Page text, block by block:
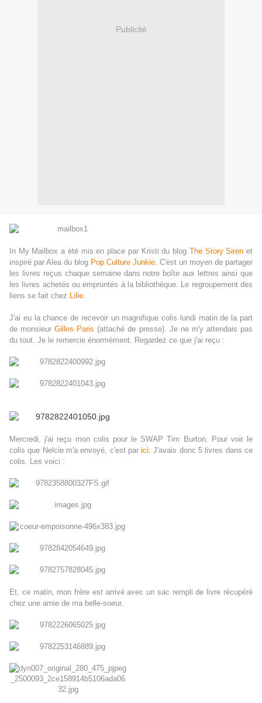
Publicité
In My Mailbox a été mis en place par Kristi du blog The Story Siren et
inspiré par Alea du blog Pop Culture Junkie. C'est un moyen de partager
les livres reçus chaque semaine dans notre boîte aux lettres ainsi que
les livres achetés ou empruntés à la bibliothèque. Le regroupement des
liens se fait chez Lilie.
J'ai eu la chance de recevoir un magnifique colis lundi matin de la part
de monsieurGilles Paris (attaché de presse). Je ne m'y attendais pas
du tout. Je le remercie énormément. Regardez ce que j'ai reçu :
Mercredi, j'ai reçu mon colis pour le SWAP Tim Burton. Pour voir le
colis que Nelcie m'a envoyé, c'est parici. J'avais donc 5 livres dans ce
colis. Les voici :
Et, ce matin, mon frère est arrivé avec un sac rempli de livre récupéré
chez une amie de ma belle-soeur.